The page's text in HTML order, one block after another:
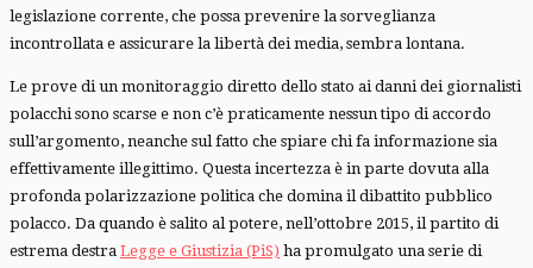
legislazione corrente, che possa prevenire la sorveglianza
incontrollata e assicurare la libertà dei media, sembra lontana.
Le prove di un monitoraggio diretto dello stato ai danni dei giornalisti
polacchi sono scarse e non c’è praticamente nessun tipo di accordo
sull’argomento, neanche sul fatto che spiare chi fa informazione sia
effettivamente illegittimo. Questa incertezza è in parte dovuta alla
profonda polarizzazione politica che domina il dibattito pubblico
polacco. Da quando è salito al potere, nell’ottobre 2015, il partito di
estrema destra Legge e Giustizia (PiS) ha promulgato una serie di